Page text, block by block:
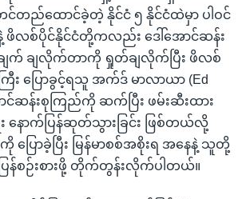
တည်ထောင်ခဲ့တဲ့ နိုင်ငံ ၅ နိုင်ငံထဲမှာ ပါဝင်
ဖိလစ်ပိုင်နိုင်ငံတို့ကလည်း ဒေါ်အောင်ဆန်း
ျက် ချလိုက်တာကို ရှုတ်ချလိုက်ပြီး ဖိလစ်
ကြီး ပြောခွင့်ရသူ အက်ဒ် မာလာယာ (Ed
ာင်ဆန်းစုကြည်ကို ဆက်ပြီး ဖမ်းဆီးထား
နောက်ပြန်ဆုတ်သွားခြင်း ဖြစ်တယ်လို့
ောခဲ့ပြီး မြန်မာစစ်အစိုးရ အနေနဲ့ သူတို့
န်စဉ်းစားဖို့ တိုက်တွန်းလိုက်ပါတယ်။